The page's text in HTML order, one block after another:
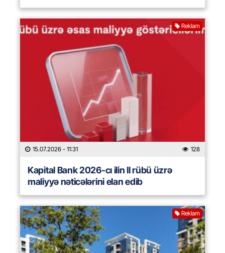
Reklam
15.07.2026 - 11:31 128
Kapital Bank 2026-cı ilin II rübü üzrə
maliyyə nəticələrini elan edib
Reklam